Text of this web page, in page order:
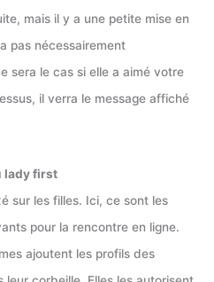
mais il y a une petite mise en
pas nécessairement
sera le cas si elle a aimé votre
il verra le message affiché
lady first
sur les filles. Ici, ce sont les
pour la rencontre en ligne.
ajoutent les profils des